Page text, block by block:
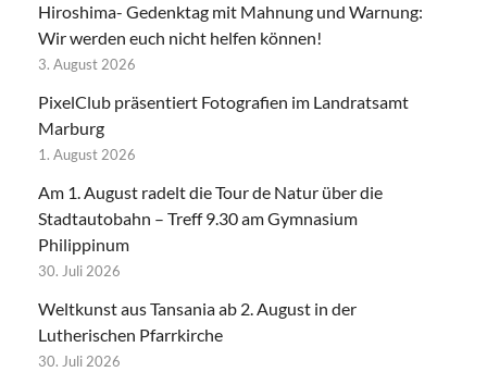
Hiroshima- Gedenktag mit Mahnung und Warnung:
Wir werden euch nicht helfen können!
3. August 2026
PixelClub präsentiert Fotografien im Landratsamt
Marburg
1. August 2026
Am 1. August radelt die Tour de Natur über die
Stadtautobahn – Treff 9.30 am Gymnasium
Philippinum
30. Juli 2026
Weltkunst aus Tansania ab 2. August in der
Lutherischen Pfarrkirche
30. Juli 2026